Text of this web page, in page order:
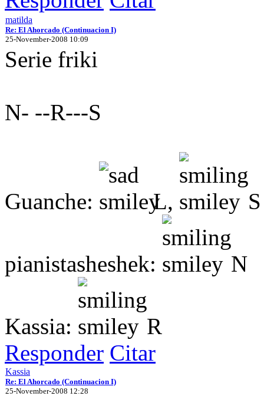
matilda
Re: El Ahorcado (Continuacion I)
25-November-2008 10:09
Serie friki
N- --R---S
Guanche: L, S
pianistasheshek: N
Kassia:
R
Responder Citar
Kassia
Re: El Ahorcado (Continuacion I)
25-November-2008 12:28